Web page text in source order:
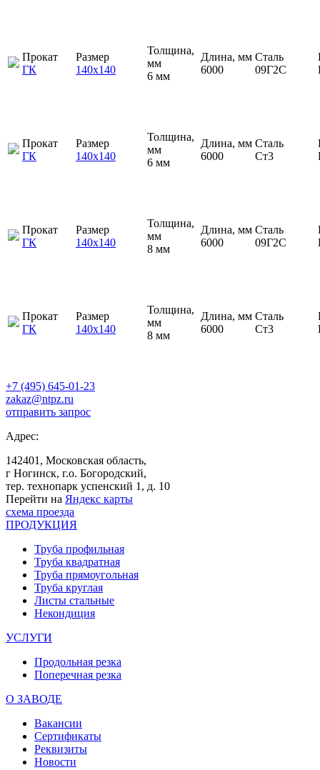
Прокат
ГК
Размер
140х140
Толщина,
мм
6 мм
Длина, мм
6000
Сталь
09Г2С
Прокат
ГК
Размер
140х140
Толщина,
мм
6 мм
Длина, мм
6000
Сталь
Ст3
Прокат
ГК
Размер
140х140
Толщина,
мм
8 мм
Длина, мм
6000
Сталь
09Г2С
Прокат
ГК
Размер
140х140
Толщина,
мм
8 мм
Длина, мм
6000
Сталь
Ст3
+7 (495) 645-01-23
zakaz@ntpz.ru
отправить запрос
Адрес:
142401, Московская область,
г Ногинск, г.о. Богородский,
тер. технопарк успенский 1, д. 10
Перейти на Яндекс карты
схема проезда
ПРОДУКЦИЯ
Труба профильная
Труба квадратная
Труба прямоугольная
Труба круглая
Листы стальные
Некондиция
УСЛУГИ
Продольная резка
Поперечная резка
О ЗАВОДЕ
Вакансии
Сертификаты
Реквизиты
Новости